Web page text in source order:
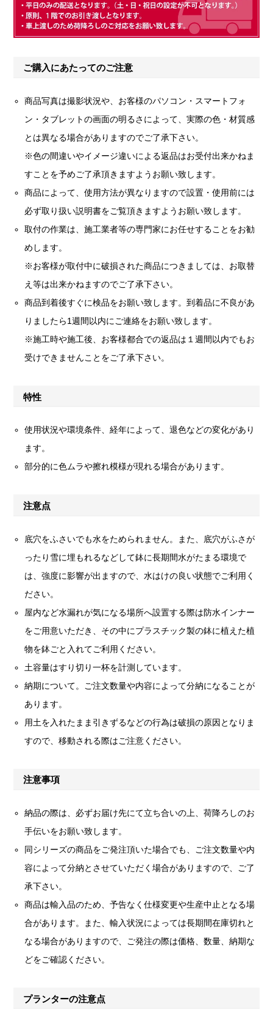
ご購入にあたってのご注意
商品写真は撮影状況や、お客様のパソコン・スマートフォ
ン・タブレットの画面の明るさによって、実際の色・材質感
とは異なる場合がありますのでご了承下さい。
※色の間違いやイメージ違いによる返品はお受付出来かねま
すことを予めご了承頂きますようお願い致します。
商品によって、使用方法が異なりますので設置・使用前には
必ず取り扱い説明書をご覧頂きますようお願い致します。
取付の作業は、施工業者等の専門家にお任せすることをお勧
めします。
※お客様が取付中に破損された商品につきましては、お取替
え等は出来かねますのでご了承下さい。
商品到着後すぐに検品をお願い致します。到着品に不良があ
りましたら1週間以内にご連絡をお願い致します。
※施工時や施工後、お客様都合での返品は１週間以内でもお
受けできませんことをご了承下さい。
特性
使用状況や環境条件、経年によって、退色などの変化があり
ます。
部分的に色ムラや擦れ模様が現れる場合があります。
注意点
底穴をふさいでも水をためられません。また、底穴がふさが
ったり雪に埋もれるなどして鉢に長期間水がたまる環境で
は、強度に影響が出ますので、水はけの良い状態でご利用く
ださい。
屋内など水漏れが気になる場所へ設置する際は防水インナー
をご用意いただき、その中にプラスチック製の鉢に植えた植
物を鉢ごと入れてご利用ください。
土容量はすり切り一杯を計測しています。
納期について。ご注文数量や内容によって分納になることが
あります。
用土を入れたまま引きずるなどの行為は破損の原因となりま
すので、移動される際はご注意ください。
注意事項
納品の際は、必ずお届け先にて立ち合いの上、荷降ろしのお
手伝いをお願い致します。
同シリーズの商品をご発注頂いた場合でも、ご注文数量や内
容によって分納とさせていただく場合がありますので、ご了
承下さい。
商品は輸入品のため、予告なく仕様変更や生産中止となる場
合があります。また、輸入状況によっては長期間在庫切れと
なる場合がありますので、ご発注の際は価格、数量、納期な
どをご確認ください。
プランターの注意点